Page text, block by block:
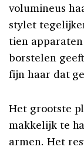
volumineus
stylet
tien
borstelen
fijn haar dat
Het grootste
makkelijk te
armen. Het